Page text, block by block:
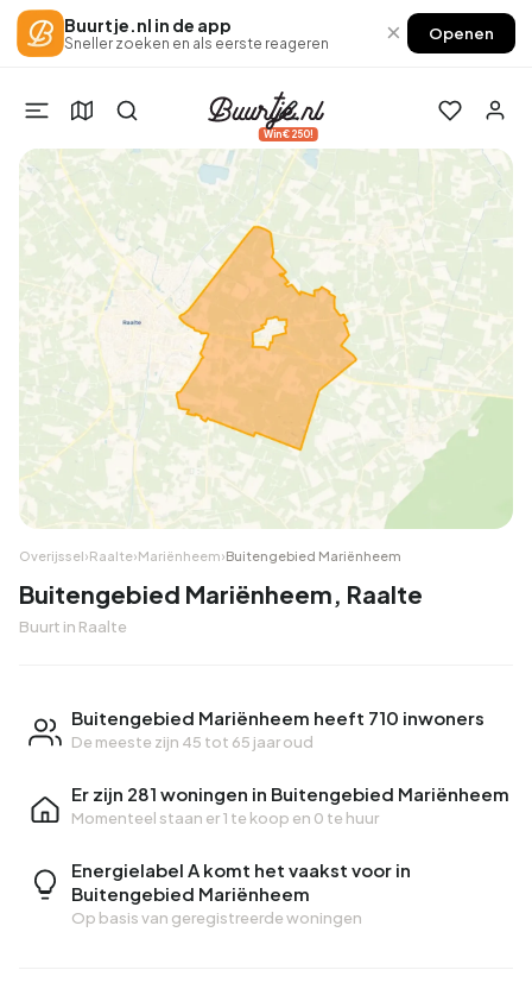
Buurtje.nl in de app
Sneller zoeken en als eerste reageren × Openen
Win €250!
Overijssel›Raalte›Mariënheem›Buitengebied Mariënheem
Buitengebied Mariënheem, Raalte
Buurt in Raalte
Buitengebied Mariënheem heeft 710 inwoners
De meeste zijn 45 tot 65 jaar oud
Er zijn 281 woningen in Buitengebied Mariënheem
Momenteel staan er1 te koop en 0 te huur
Energielabel A komt het vaakst voor in
Buitengebied Mariënheem
Op basis van geregistreerde woningen